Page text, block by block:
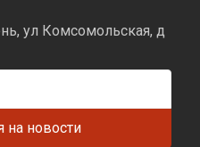
ул Комсомольская, д